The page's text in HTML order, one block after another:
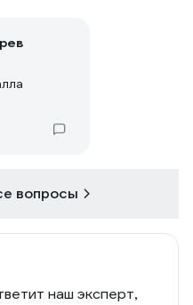
вопросы
наш эксперт,